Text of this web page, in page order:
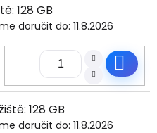
128 GB
doručit do: 11.8.2026
128 GB
doručit do: 11.8.2026